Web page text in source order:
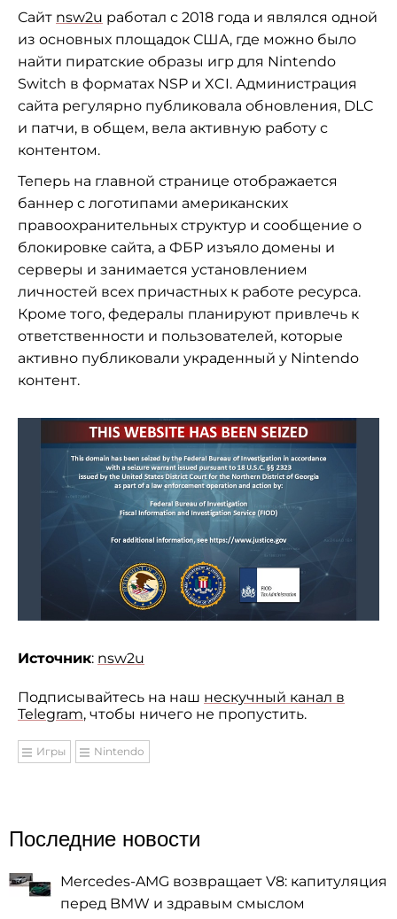
Сайт nsw2u работал с 2018 года и являлся одной
из основных площадок США, где можно было
найти пиратские образы игр для Nintendo
Switch в форматах NSP и XCI. Администрация
сайта регулярно публиковала обновления, DLC
и патчи, в общем, вела активную работу с
контентом.
Теперь на главной странице отображается
баннер с логотипами американских
правоохранительных структур и сообщение о
блокировке сайта, а ФБР изъяло домены и
серверы и занимается установлением
личностей всех причастных к работе ресурса.
Кроме того, федералы планируют привлечь к
ответственности и пользователей, которые
активно публиковали украденный у Nintendo
контент.
Источник: nsw2u
Подписывайтесь на наш нескучный канал в
Telegram, чтобы ничего не пропустить.
Игры Nintendo
Последние новости
Mercedes-AMG возвращает V8: капитуляция
перед BMW и здравым смыслом